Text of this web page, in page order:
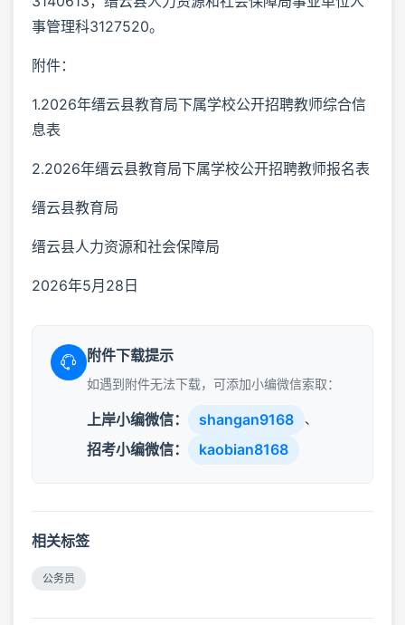
事管理科3127520。
附件：
1.2026年缙云县教育局下属学校公开招聘教师综合信
息表
2.2026年缙云县教育局下属学校公开招聘教师报名表
缙云县教育局
缙云县人力资源和社会保障局
2026年5月28日
附件下载提示
如遇到附件无法下载，可添加小编微信索取：
上岸小编微信： shangan9168 、
招考小编微信： kaobian8168
相关标签
公务员